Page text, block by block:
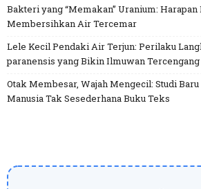
Bakteri yang “Memakan” Uranium: Harapan
Membersihkan Air Tercemar
Lele Kecil Pendaki Air Terjun: Perilaku
paranensis yang Bikin Ilmuwan Tercengang
Otak Membesar, Wajah Mengecil: Studi
Manusia Tak Sesederhana Buku Teks